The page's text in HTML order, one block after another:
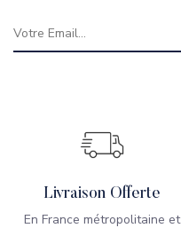
Livraison Offerte
En France métropolitaine et